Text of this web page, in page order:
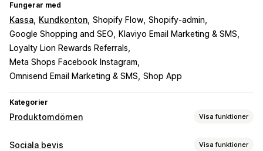
Fungerar med
Kassa Kundkonton Shopify Flow Shopify-admin
Google Shopping and SEO
Klaviyo Email Marketing & SMS
Loyalty Lion Rewards Referrals
Meta Shops Facebook Instagram
Omnisend Email Marketing & SMS Shop App
Kategorier
Produktomdömen Visa funktioner
Visningsalternativ
Sociala bevis Visa funktioner